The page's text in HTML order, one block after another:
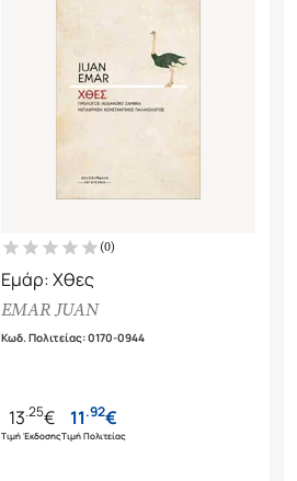
(0)
Εμάρ: Χθες
EMAR JUAN
Κωδ. Πολιτείας:0170-0944
13.25€
Τιμή Έκδοσης
11.92€
Τιμή Πολιτείας